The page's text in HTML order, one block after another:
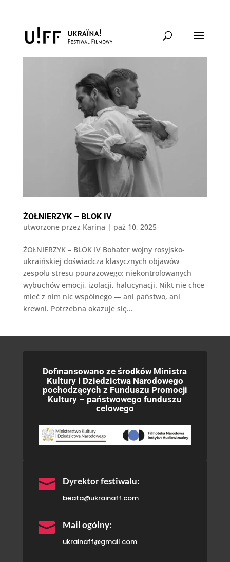
ŻOŁNIERZYK – BLOK IV
utworzone przez Karina | paź 10, 2025
ŻOŁNIERZYK – BLOK IV Bohater wojny rosyjsko-
ukraińskiej doświadcza klasycznych objawów
zespołu stresu pourazowego: niekontrolowanych
wybuchów emocji, izolacji, halucynacji. Nikt nie chce
mieć z nim nic wspólnego — ani państwo, ani
krewni. Potrzebna okazuje się...
Dofinansowano ze środków Ministra
Kultury i Dziedzictwa Narodowego
pochodzących z Funduszu Promocji
Kultury – państwowego funduszu
celowego
 Dyrektor festiwalu:
beata@ukrainaff.com
 Mail ogólny:
ukrainaff@gmail.com